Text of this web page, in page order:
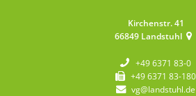
Kirchenstr. 41
66849 Landstuhl
+49 6371 83-0
+49 6371 83-180
vg@landstuhl.de